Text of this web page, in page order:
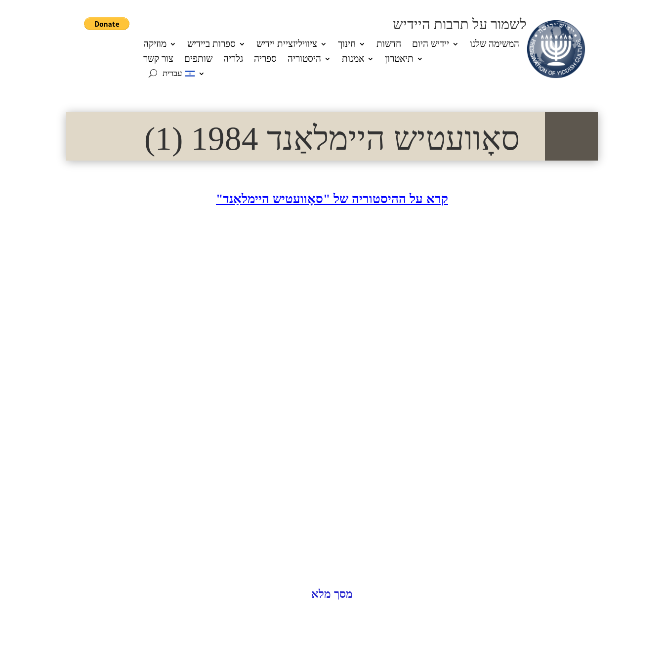
לשמור על תרבות היידיש
המשימה שלנו יידיש היום חדשות חינוך ציוויליזציית יידיש ספרות ביידיש
מוזיקה
תיאטרון
אמנות היסטוריה ספריה גלריה שותפים צור קשר
עברית
סאָוועטיש היימלאַנד 1984 (1)
קרא על ההיסטוריה של "סאָוועטיש היימלאַנד"
מסך מלא